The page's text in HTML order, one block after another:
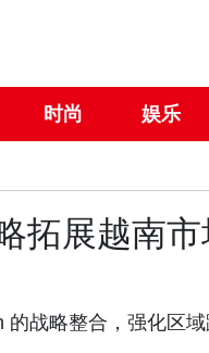
时尚 娱乐
拓展越南
的战略整合，强化区